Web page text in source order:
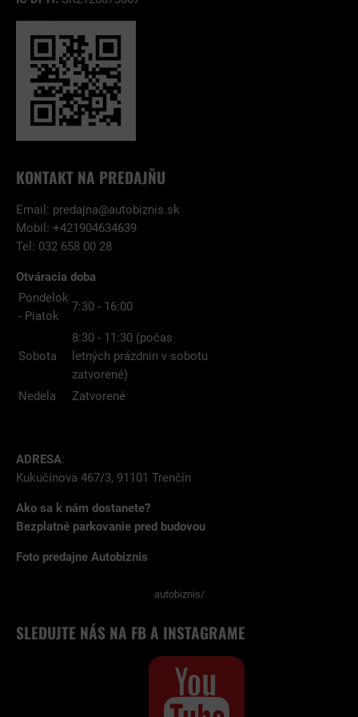
KONTAKT NA PREDAJŇU
Email: predajna@autobiznis.sk
Mobil: +421904634639
Tel: 032 658 00 28
Otváracia doba
Pondelok
- Piatok
7:30 - 16:00
Sobota
8:30 - 11:30 (počas
letných prázdnin v sobotu
zatvorené)
Nedela
Zatvorené
ADRESA:
Kukučínova 467/3, 91101 Trenčín
Ako sa k nám dostanete?
Bezplatné parkovanie pred budovou
Foto predajne Autobiznis
autobiznis/
SLEDUJTE NÁS NA FB A INSTAGRAME